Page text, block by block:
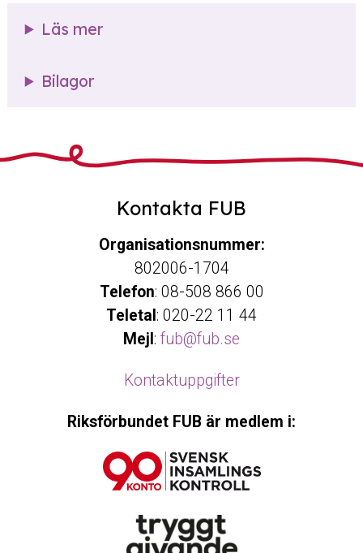
Läs mer
Bilagor
Kontakta FUB
Organisationsnummer:
802006-1704
Telefon: 08-508 866 00
Teletal : 020-22 11 44
Mejl : fub@fub.se
Kontaktuppgifter
Riksförbundet FUB är medlem i: